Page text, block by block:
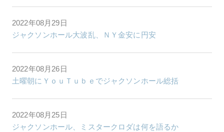
2022年08月29日
ジャクソンホール大波乱、ＮＹ金安に円安
2022年08月26日
土曜朝にＹｏｕＴｕｂｅでジャクソンホール総括
2022年08月25日
ジャクソンホール、ミスタークロダは何を語るか